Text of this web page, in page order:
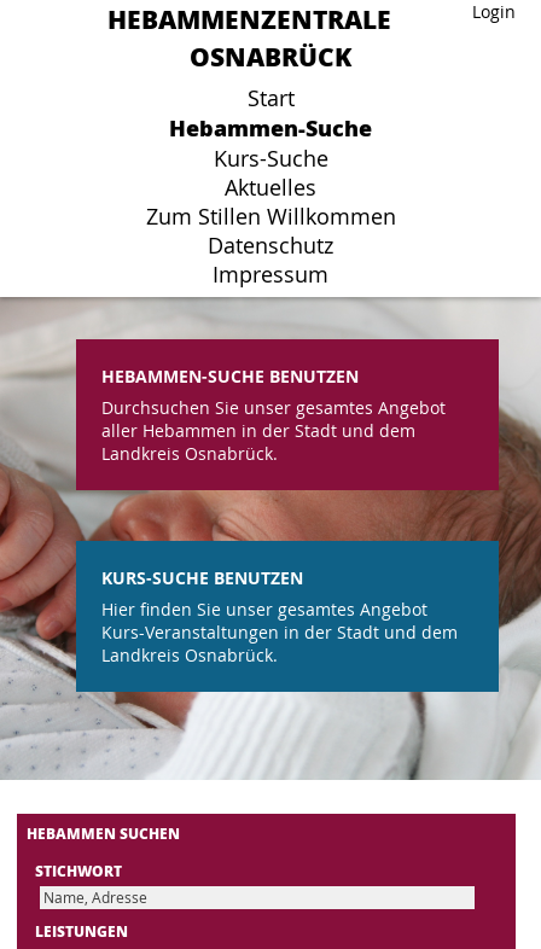
Login
HEBAMMENZENTRALE
OSNABRÜCK
Start
Hebammen-Suche
Kurs-Suche
Aktuelles
Zum Stillen Willkommen
Datenschutz
Impressum
Login
HEBAMMENZENTRALE
OSNABRÜCK
Start
Hebammen-Suche
Kurs-Suche
Aktuelles
Zum Stillen Willkommen
Datenschutz
Impressum
HEBAMMEN-SUCHE BENUTZEN
Durchsuchen Sie unser gesamtes Angebot
aller Hebammen in der Stadt und dem
Landkreis Osnabrück.
KURS-SUCHE BENUTZEN
Hier finden Sie unser gesamtes Angebot
Kurs-Veranstaltungen in der Stadt und dem
Landkreis Osnabrück.
HEBAMMEN SUCHEN
STICHWORT
LEISTUNGEN